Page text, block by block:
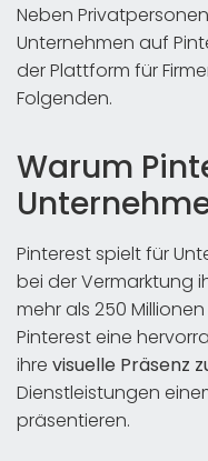
Neben
Unternehmen auf
der Plattform für
Folgenden.
Warum
Pinterest spielt für
bei der Vermarktung
mehr als 250
Pinterest eine
ihre visuelle Präsenz
Dienstleistungen
präsentieren.